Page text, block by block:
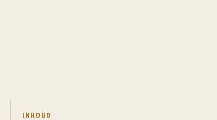
INHOUD